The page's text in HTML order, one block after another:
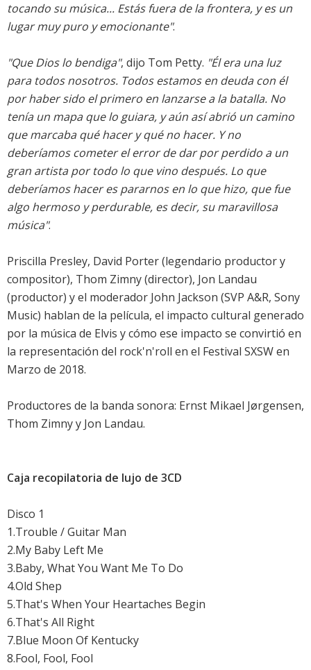
tocando su música... Estás fuera de la frontera, y es un
lugar muy puro y emocionante".
"Que Dios lo bendiga", dijo Tom Petty. "Él era una luz
para todos nosotros. Todos estamos en deuda con él
por haber sido el primero en lanzarse a la batalla. No
tenía un mapa que lo guiara, y aún así abrió un camino
que marcaba qué hacer y qué no hacer. Y no
deberíamos cometer el error de dar por perdido a un
gran artista por todo lo que vino después. Lo que
deberíamos hacer es pararnos en lo que hizo, que fue
algo hermoso y perdurable, es decir, su maravillosa
música".
Priscilla Presley, David Porter (legendario productor y
compositor), Thom Zimny (director), Jon Landau
(productor) y el moderador John Jackson (SVP A&R, Sony
Music) hablan de la película, el impacto cultural generado
por la música de Elvis y cómo ese impacto se convirtió en
la representación del rock'n'roll en el Festival SXSW en
Marzo de 2018.
Productores de la banda sonora: Ernst Mikael Jørgensen,
Thom Zimny y Jon Landau.
Caja recopilatoria de lujo de 3CD
Disco 1
1.Trouble / Guitar Man
2.My Baby Left Me
3.Baby, What You Want Me To Do
4.Old Shep
5.That's When Your Heartaches Begin
6.That's All Right
7.Blue Moon Of Kentucky
8.Fool, Fool, Fool